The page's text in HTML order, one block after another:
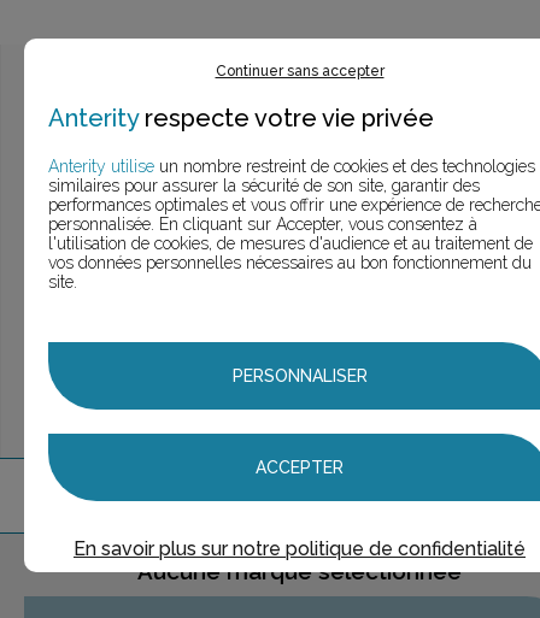
Ce n’est pas exactement ce que je recherche
> Voir larecherche approfondie
> Voir larecherche personnalisée
marquetrouvée
Aucune marque sélectionnée
Continuer sans accepter
Anterityrespecte votre vie privée
Anterity utilise un nombre restreint de cookies et des technologies
similaires pour assurer la sécurité de son site, garantir des
performances optimales et vous offrir une expérience de
personnalisée. En cliquant sur Accepter, vous consentez à
l'utilisation de cookies, de mesures d'audience et au traitement de
vos données personnelles nécessaires au bon fonctionnement du
site.
PERSONNALISER
ACCEPTER
En savoir plus sur notre politique de confidentialité